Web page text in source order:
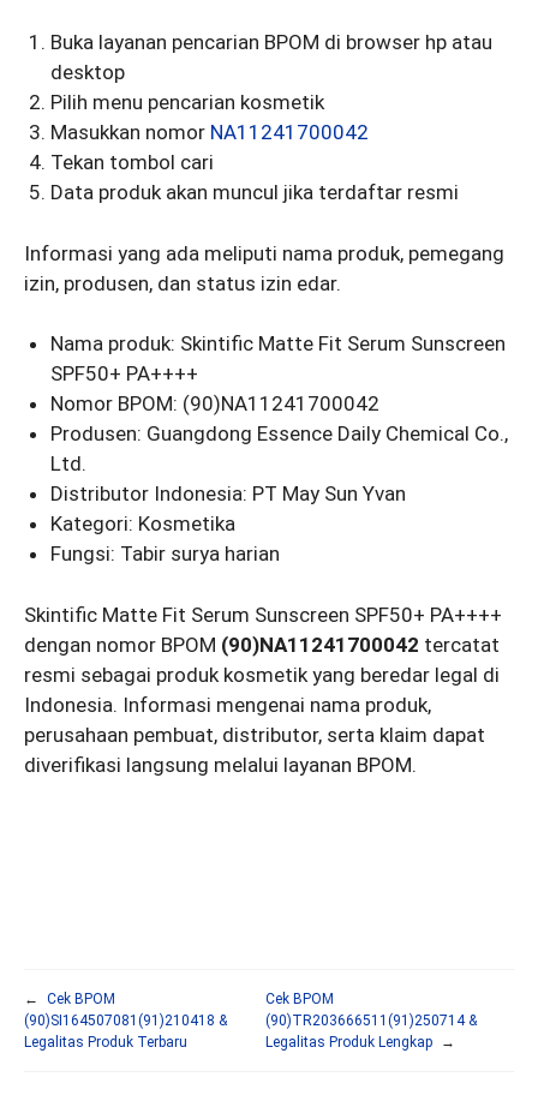
Buka layanan pencarian BPOM di browser hp atau
desktop
Pilih menu pencarian kosmetik
Masukkan nomor NA11241700042
Tekan tombol cari
Data produk akan muncul jika terdaftar resmi
Informasi yang ada meliputi nama produk, pemegang
izin, produsen, dan status izin edar.
Nama produk: Skintific Matte Fit Serum Sunscreen
SPF50+ PA++++
Nomor BPOM: (90)NA11241700042
Produsen: Guangdong Essence Daily Chemical Co.,
Ltd.
Distributor Indonesia: PT May Sun Yvan
Kategori: Kosmetika
Fungsi: Tabir surya harian
Skintific Matte Fit Serum Sunscreen SPF50+ PA++++
dengan nomor BPOM (90)NA11241700042 tercatat
resmi sebagai produk kosmetik yang beredar legal di
Indonesia. Informasi mengenai nama produk,
perusahaan pembuat, distributor, serta klaim dapat
diverifikasi langsung melalui layanan BPOM.
←
Cek BPOM
(90)SI164507081(91)210418 &
Legalitas Produk Terbaru
Cek BPOM
(90)TR203666511(91)250714 &
Legalitas Produk Lengkap
→